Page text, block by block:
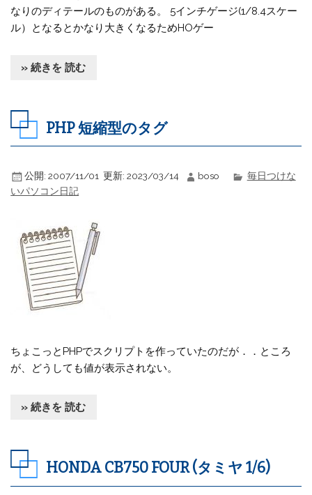
なりのディテールのものがある。 5インチゲージ(1/8.4スケー
ル）となるとかなり大きくなるためHOゲー
» 続きを 読む
PHP 短縮型のタグ
公開: 2007/11/01 更新: 2023/03/14 boso
毎日つけな
いパソコン日記
ちょこっとPHPでスクリプトを作っていたのだが．．ところ
が、どうしても値が表示されない。
» 続きを 読む
HONDA CB750 FOUR (タミヤ 1/6)